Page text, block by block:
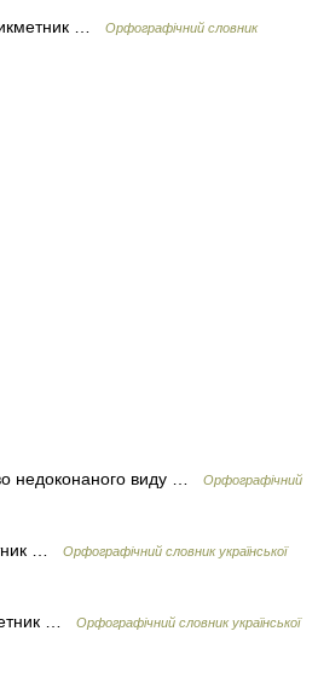
…
Орфографічний словник
недоконаного виду …
Орфографічний
…
Орфографічний словник української
…
Орфографічний словник української